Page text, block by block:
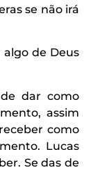
se não irá
de Deus
dar como
assim
como
Lucas
Se das de